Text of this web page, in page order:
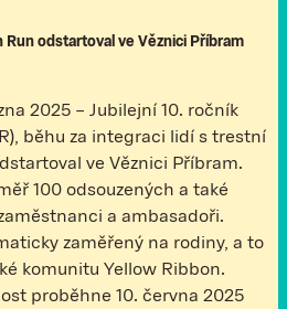
Run odstartoval ve Věznici Příbram
2025 – Jubilejní 10. ročník
běhu za integraci lidí s trestní
ve Věznici Příbram.
100 odsouzených a také
a ambasadoři.
zaměřený na rodiny, a to
komunitu Yellow Ribbon.
proběhne 10. června 2025